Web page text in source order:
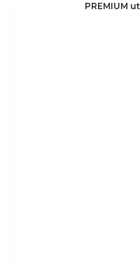
PREMIUM